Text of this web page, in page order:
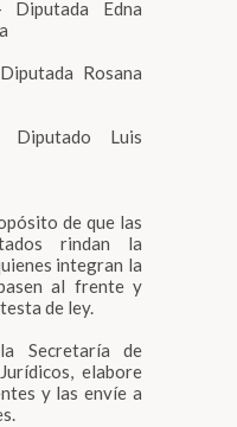
Diputada Edna
Rosana
Diputado Luis
de que las
rindan la
integran la
al frente y
de ley.
Secretaría de
elabore
y las envíe a